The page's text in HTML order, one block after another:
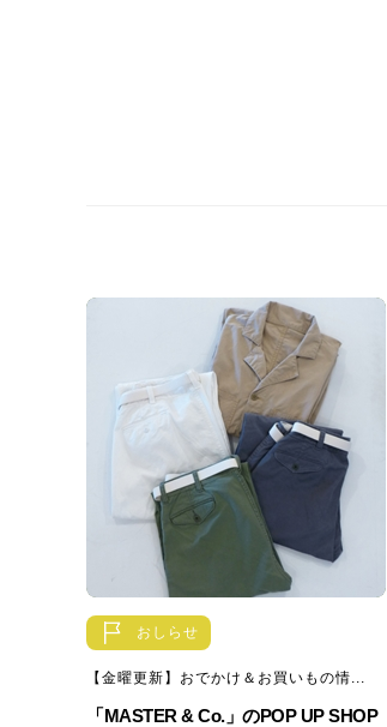
おしらせ
【金曜更新】おでかけ＆お買いもの情...
「MASTER & Co.」のPOP UP SHOP